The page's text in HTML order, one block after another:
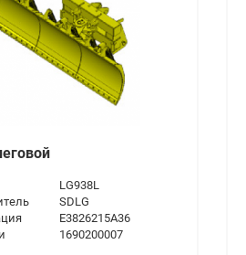
LG938L
SDLG
E3826215A36
1690200007